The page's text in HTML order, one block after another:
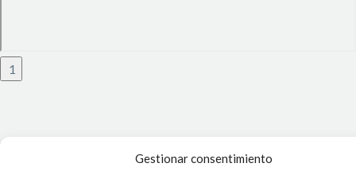
Gestionar consentimiento
1